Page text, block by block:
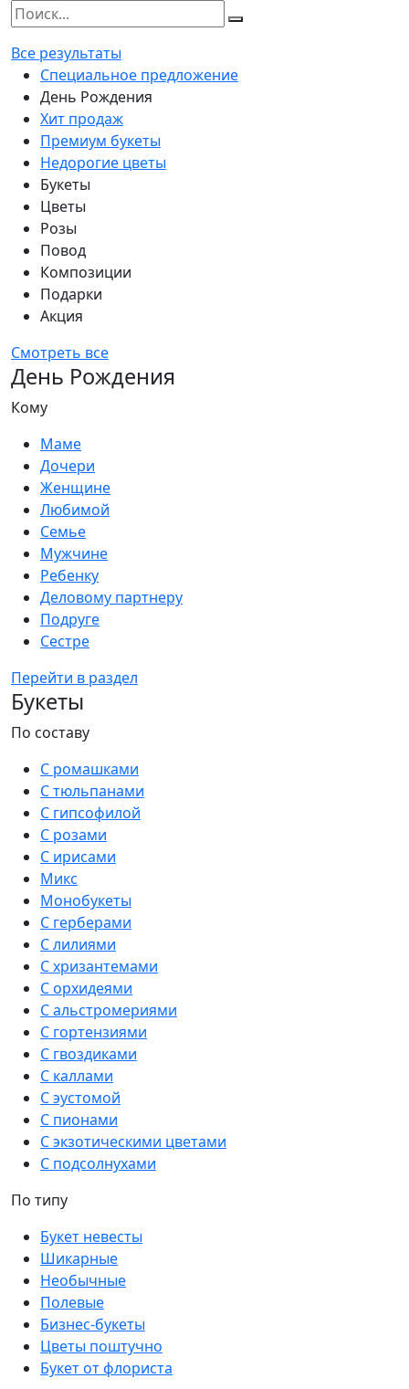
Все результаты
Специальное предложение
День Рождения
Хит продаж
Премиум букеты
Недорогие цветы
Букеты
Цветы
Розы
Повод
Композиции
Подарки
Акция
Смотреть все
День Рождения
Кому
Маме
Дочери
Женщине
Любимой
Семье
Мужчине
Ребенку
Деловому партнеру
Подруге
Сестре
Перейти в раздел
Букеты
По составу
С ромашками
С тюльпанами
С гипсофилой
С розами
С ирисами
Микс
Монобукеты
С герберами
С лилиями
С хризантемами
С орхидеями
С альстромериями
С гортензиями
С гвоздиками
С каллами
С эустомой
С пионами
С экзотическими цветами
С подсолнухами
По типу
Букет невесты
Шикарные
Необычные
Полевые
Бизнес-букеты
Цветы поштучно
Букет от флориста